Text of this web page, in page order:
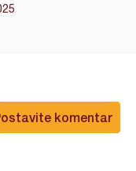
komentar